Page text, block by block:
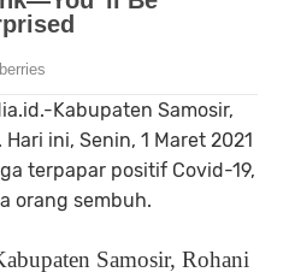
Kabupaten Samosir,
ini, Senin, 1 Maret 2021
terpapar positif Covid-19,
orang sembuh.
Samosir, Rohani